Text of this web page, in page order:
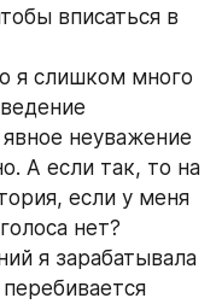
вписаться в
я слишком много
неуважение
А если так, то на
если у меня
нет?
я зарабатывала